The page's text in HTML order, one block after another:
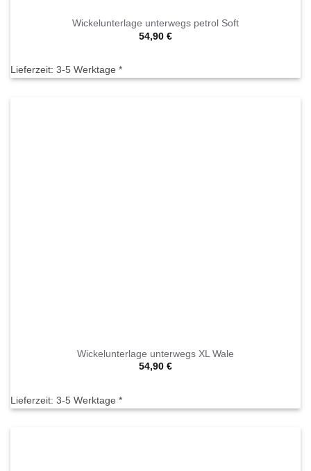
Wickelunterlage unterwegs petrol Soft
54,90 €
Lieferzeit: 3-5 Werktage *
Wickelunterlage unterwegs XL Wale
54,90 €
Lieferzeit: 3-5 Werktage *